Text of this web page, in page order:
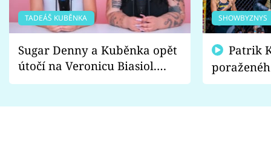
TADEÁŠ KUBĚNKA
Sugar Denny a Kuběnka opět
útočí na Veronicu Biasiol.
Proč je podle nich falešná a
SHOWBYZNYS
fanoušci